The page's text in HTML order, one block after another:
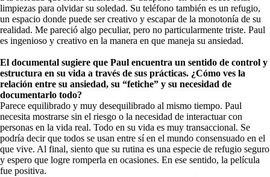
limpiezas para olvidar su soledad. Su teléfono también es un refugio,
un espacio donde puede ser creativo y escapar de la monotonía de su
realidad. Me pareció algo peculiar, pero no particularmente triste. Paul
es ingenioso y creativo en la manera en que maneja su ansiedad.
El documental sugiere que Paul encuentra un sentido de control y
estructura en su vida a través de sus prácticas. ¿Cómo ves la
relación entre su ansiedad, su “fetiche” y su necesidad de
documentarlo todo?
Parece equilibrado y muy desequilibrado al mismo tiempo. Paul
necesita mostrarse sin el riesgo o la necesidad de interactuar con
personas en la vida real. Todo en su vida es muy transaccional. Se
podría decir que todos se usan entre sí en el mundo consensuado en el
que vive. Al final, siento que su rutina es una especie de refugio seguro
y espero que logre romperla en ocasiones. En ese sentido, la película
fue positiva.